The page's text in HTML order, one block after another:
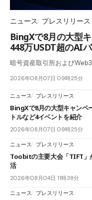
ニュース プレスリリース
BingXで8月の大型
448万USDT超のAI
暗号資産取引所および
2026年08月07日 09時25分
ニュース プレスリリース
BingXで8月の大型キャンペ
トルなど4イベントを紹介
2026年08月07日 09時25分
ニュース プレスリリース
Toobitの主要大会「TIFT」
活
2026年08月04日 11時38分
ニュース プレスリリース